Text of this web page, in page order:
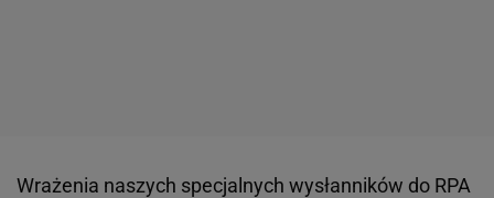
Wrażenia naszych specjalnych wysłanników do RPA